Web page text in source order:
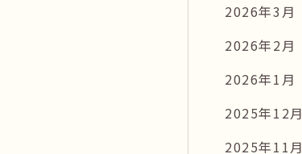
2026年3月
2026年2月
2026年1月
2025年12月
2025年11月